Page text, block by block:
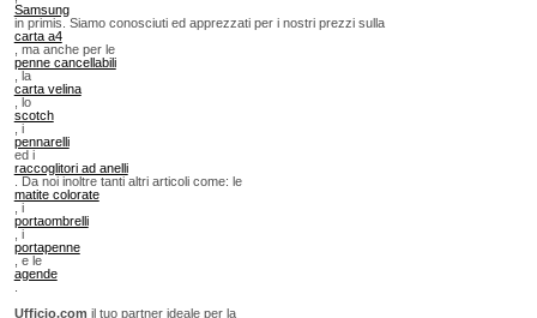
Samsung
in primis. Siamo conosciuti ed apprezzati per i nostri prezzi sulla
carta a4
, ma anche per le
penne cancellabili
, la
carta velina
, lo
scotch
, i
pennarelli
ed i
raccoglitori ad anelli
. Da noi inoltre tanti altri articoli come: le
matite colorate
, i
portaombrelli
, i
portapenne
, e le
agende
Ufficio.com il tuo partner ideale per la